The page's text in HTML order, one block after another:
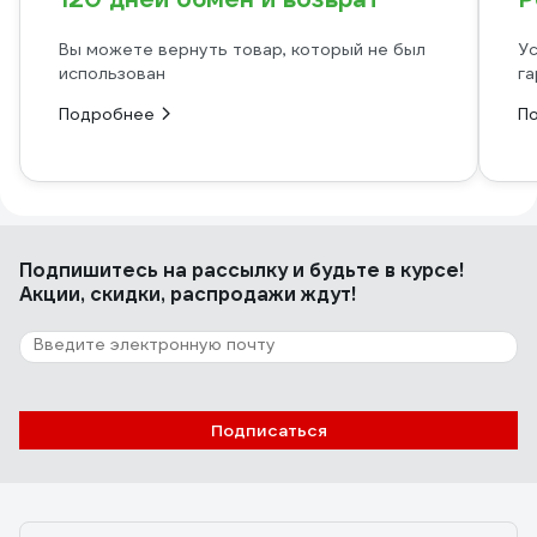
Вы можете вернуть товар, который не был
использован
Подробнее
Подпишитесь на рассылкуи будьте в курсе!
Акции, скидки, распродажи ждут!
Подписаться